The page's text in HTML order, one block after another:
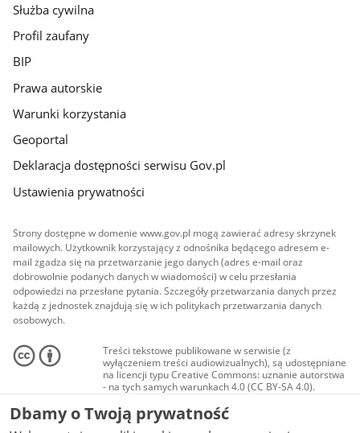
Służba cywilna
Profil zaufany
BIP
Prawa autorskie
Warunki korzystania
Geoportal
Deklaracja dostępności serwisu Gov.pl
Ustawienia prywatności
Strony dostępne w domenie www.gov.pl mogą zawierać adresy skrzynek
mailowych. Użytkownik korzystający z odnośnika będącego adresem e-
mail zgadza się na przetwarzanie jego danych (adres e-mail oraz
dobrowolnie podanych danych w wiadomości) w celu przesłania
odpowiedzi na przesłane pytania. Szczegóły przetwarzania danych przez
każdą z jednostek znajdują się w ich politykach przetwarzania danych
osobowych.
Treści tekstowe publikowane w serwisie (z
wyłączeniem treści audiowizualnych), są udostępniane
na licencji typu Creative Commons: uznanie autorstwa
- na tych samych warunkach 4.0 (CC BY-SA 4.0).
Materiały audiowizualne, w tym zdjęcia, materiały
audio i wideo, są udostępniane na licencji typu
Creative Commons: uznanie autorstwa użycie
Dbamy o Twoją prywatność